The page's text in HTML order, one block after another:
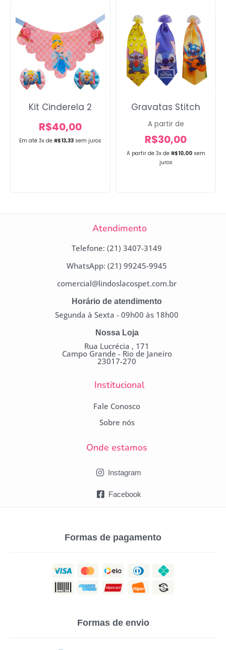
Em até 3x de R$13,33 sem juros
Kit Cinderela 2
R$40,00
A partir de 3x de R$10,00 sem
juros
Gravatas Stitch
A partir de
R$30,00
Atendimento
Telefone: (21) 3407-3149
WhatsApp: (21) 99245-9945
comercial@lindoslacospet.com.br
Horário de atendimento
Segunda à Sexta - 09h00 às 18h00
Nossa Loja
Rua Lucrécia , 171
Campo Grande - Rio de Janeiro
23017-270
Institucional
Fale Conosco
Sobre nós
Onde estamos
Instagram
Facebook
Formas de pagamento
Formas de envio